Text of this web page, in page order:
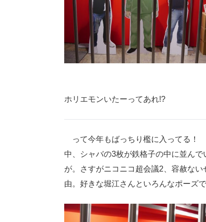
ホリエモンいたーってあれ!?
って今年もばっちり檻に入ってる！
中、シャバの3枚が鉄格子の中に並ん
が。さすがニコニコ超会議2、容赦な
由。好きな堀江さんといろんなポーズ